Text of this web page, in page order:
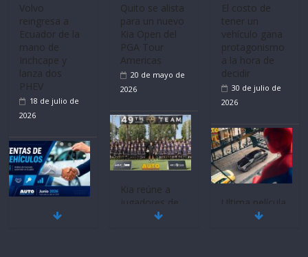
Volvo
reingresa a
Ecuador de la
mano de
Inchcape y
lanza dos
PHEV
18 de julio de
2026
Mercado
Quito se alista
para un nuevo
Kia Open del
PGA Tour
Americas
20 de mayo de
2026
Kia reúne a
jugadores de
fútbol de todo
El costo de
tener un
vehículo gana
protagonismo
a la hora de
decidir
30 de julio de
2026
Ultima película
‘Spider‑Man: